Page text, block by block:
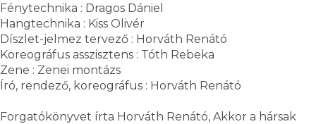
Fénytechnika : Dragos Dániel
Hangtechnika : Kiss Olivér
Díszlet-jelmez tervező : Horváth Renátó
Koreográfus asszisztens : Tóth Rebeka
Zene : Zenei montázs
Író, rendező, koreográfus : Horváth Renátó
Forgatókönyvet írta Horváth Renátó, Akkor a hársak